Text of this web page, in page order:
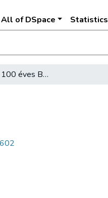
All of DSpace Statistics
Csatangolás a 100 éves Budapesten